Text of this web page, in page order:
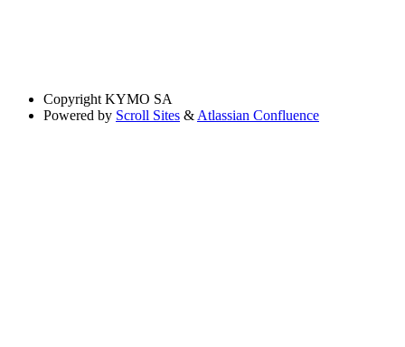
Copyright KYMO SA
Powered by Scroll Sites & Atlassian Confluence